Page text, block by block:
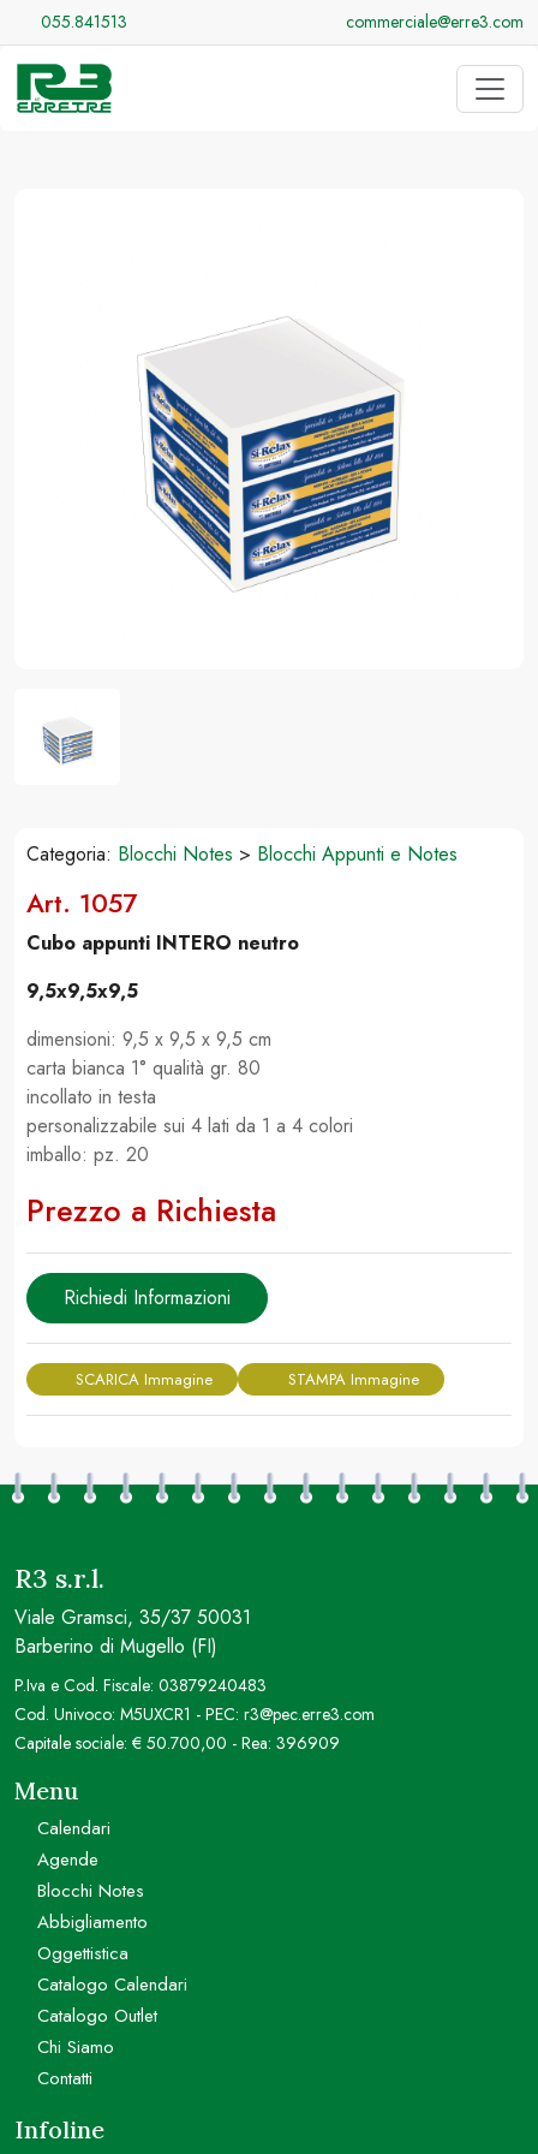
055.841513 commerciale@erre3.com
Categoria: Blocchi Notes > Blocchi Appunti e Notes
Art. 1057
Cubo appunti INTERO neutro
9,5x9,5x9,5
dimensioni: 9,5 x 9,5 x 9,5 cm
carta bianca 1° qualità gr. 80
incollato in testa
personalizzabile sui 4 lati da 1 a 4 colori
imballo: pz. 20
Prezzo a Richiesta
Richiedi Informazioni
SCARICA Immagine STAMPA Immagine
R3 s.r.l.
Viale Gramsci, 35/37 50031
Barberino di Mugello (FI)
P.Iva e Cod. Fiscale: 03879240483
Cod. Univoco: M5UXCR1 - PEC: r3@pec.erre3.com
Capitale sociale: € 50.700,00 - Rea: 396909
Menu
Calendari
Agende
Blocchi Notes
Abbigliamento
Oggettistica
Catalogo Calendari
Catalogo Outlet
Chi Siamo
Contatti
Infoline